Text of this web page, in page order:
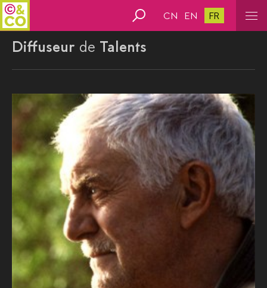
CN EN FR
Diffuseur de Talents